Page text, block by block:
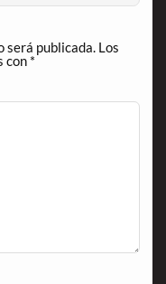
será publicada. Los
con *